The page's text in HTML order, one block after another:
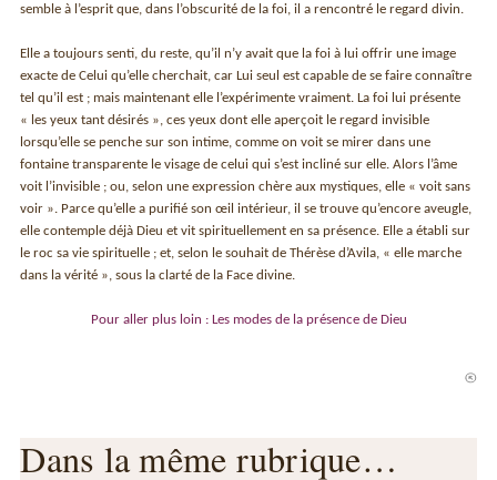
semble à l’esprit que, dans l’obscurité de la foi, il a rencontré le regard divin.
Elle a toujours senti, du reste, qu’il n’y avait que la foi à lui offrir une image
exacte de Celui qu’elle cherchait, car Lui seul est capable de se faire connaître
tel qu’il est ; mais maintenant elle l’expérimente vraiment. La foi lui présente
« les yeux tant désirés », ces yeux dont elle aperçoit le regard invisible
lorsqu’elle se penche sur son intime, comme on voit se mirer dans une
fontaine transparente le visage de celui qui s’est incliné sur elle. Alors l’âme
voit l’invisible ; ou, selon une expression chère aux mystiques, elle « voit sans
voir ». Parce qu’elle a purifié son œil intérieur, il se trouve qu’encore aveugle,
elle contemple déjà Dieu et vit spirituellement en sa présence. Elle a établi sur
le roc sa vie spirituelle ; et, selon le souhait de Thérèse d’Avila, « elle marche
dans la vérité », sous la clarté de la Face divine.
Pour aller plus loin : Les modes de la présence de Dieu
Dans la même rubrique…